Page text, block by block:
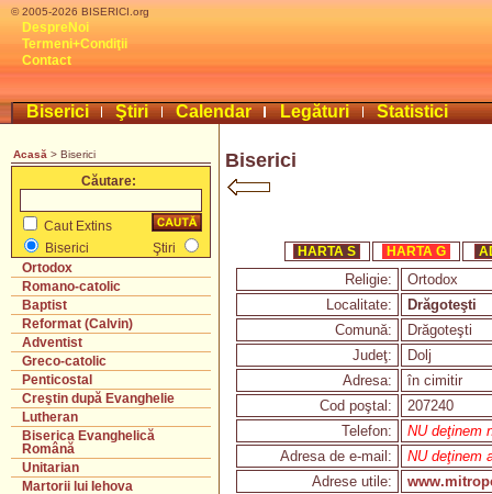
© 2005-2026 BISERICI.org
DespreNoi
Termeni+Condiţii
Contact
Biserici Ştiri Calendar Legături Statistici
Acasă > Biserici
Căutare:
Caut Extins
Biserici
Ştiri
Ortodox
Romano-catolic
Baptist
Reformat (Calvin)
Adventist
Greco-catolic
Penticostal
Creştin după Evanghelie
Lutheran
Biserica Evanghelică
Română
Unitarian
Martorii lui Iehova
Biserici
HARTA S HARTA G
Religie:
Ortodox
Localitate:
Drăgoteşti
Comună:
Drăgoteşti
Judeţ:
Dolj
Adresa:
în cimitir
Cod poştal:
207240
Telefon:
NU deţinem
Adresa de e-mail:
NU deţinem
Adrese utile: